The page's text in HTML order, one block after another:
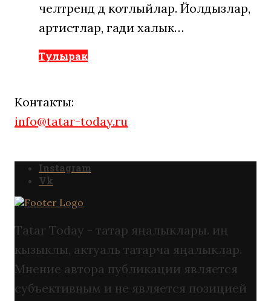
челтәрендә дә котлыйлар. Йолдызлар,
артистлар, гади халык…
Тулырак
Контакты:
info@tatar-today.ru
Instagram
Vk
Tatar Today - татар яңалыклары. иң
кызыклы, актуаль татарча яңалыклар.
Мнение автора публикации является
субъективным и не является позицией